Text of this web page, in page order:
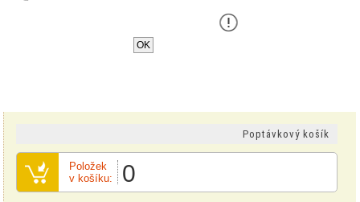
OK
Poptávkový košík
Položek
v košíku:
0